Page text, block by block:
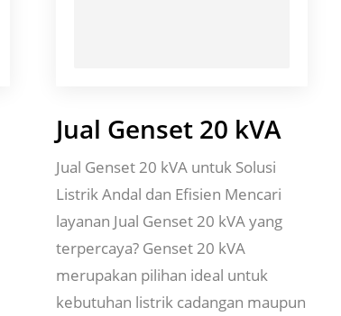
Jual Genset 20 kVA
Jual Genset 20 kVA untuk Solusi
Listrik Andal dan Efisien Mencari
layanan Jual Genset 20 kVA yang
terpercaya? Genset 20 kVA
merupakan pilihan ideal untuk
kebutuhan listrik cadangan maupun